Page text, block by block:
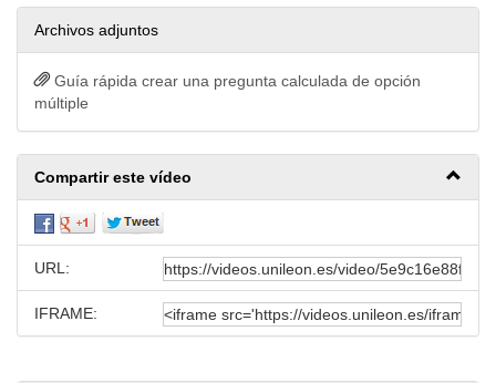
Archivos adjuntos
Guía rápida crear una pregunta calculada de opción
múltiple
Compartir este vídeo
URL:
IFRAME: